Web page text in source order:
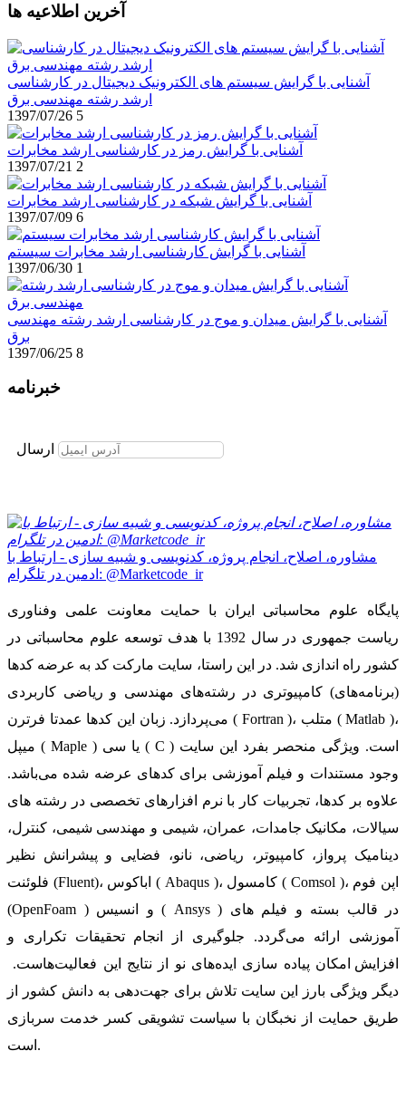
آخرین اطلاعیه ها
آشنایی با گرایش سیستم های الکترونیک دیجیتال در کارشناسی
ارشد رشته مهندسی برق
1397/07/26 5
آشنایی با گرایش رمز در کارشناسی ارشد مخابرات
1397/07/21 2
آشنایی با گرایش شبکه در کارشناسی ارشد مخابرات
1397/07/09 6
آشنایی با گرایش کارشناسی ارشد مخابرات سیستم
1397/06/30 1
آشنایی با گرایش میدان و موج در کارشناسی ارشد رشته مهندسی
برق
1397/06/25 8
خبرنامه
ارسال
مشاوره، اصلاح، انجام پروژه، کدنویسی و شبیه سازی - ارتباط با
ادمین در تلگرام: @Marketcode_ir
پایگاه علوم محاسباتی ایران با حمایت معاونت علمی وفناوری
ریاست جمهوری در سال 1392 با هدف توسعه علوم محاسباتی در
کشور راه اندازی شد. در این راستا، سایت مارکت کد به عرضه کدها
(برنامه‌های) کامپیوتری در رشته‌های مهندسی و ریاضی کاربردی
می‌پردازد. زبان این کدها عمدتا فرترن ( Fortran )، متلب ( Matlab )،
میپل ( Maple ) یا سی ( C ) است. ویژگی منحصر بفرد این سایت
وجود مستندات و فیلم آموزشی برای کدهای عرضه شده می‌باشد.
علاوه بر کدها، تجربیات کار با نرم افزارهای تخصصی در رشته های
سیالات، مکانیک جامدات، عمران، شیمی و مهندسی شیمی، کنترل،
دینامیک پرواز، کامپیوتر، ریاضی، نانو، فضایی و پیشرانش نظیر
فلوئنت (Fluent)، اباکوس ( Abaqus )، کامسول ( Comsol )، اپن فوم
(OpenFoam ) و انسیس ( Ansys ) در قالب بسته‌ و فیلم های
آموزشی ارائه می‌گردد. جلوگیری از انجام تحقیقات تکراری و
افزایش امکان پیاده سازی ایده‌های نو از نتایج این فعالیت‌هاست.
دیگر ویژگی بارز این سایت تلاش برای جهت‌دهی به دانش کشور از
طریق حمایت از نخبگان با سیاست تشویقی کسر خدمت سربازی
است.